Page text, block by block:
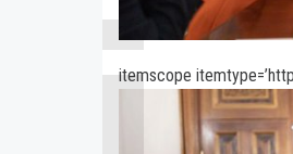
itemscope